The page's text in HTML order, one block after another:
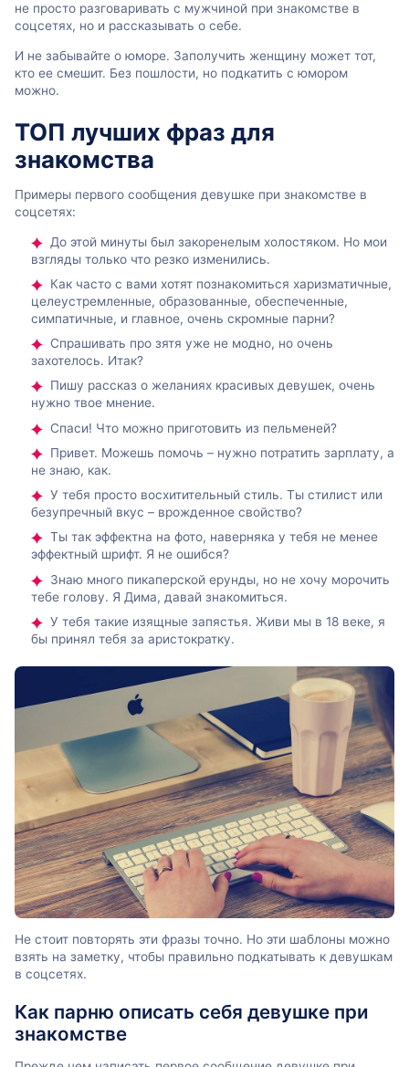
не просто разговаривать с мужчиной при знакомстве в
соцсетях, но и рассказывать о себе.
И не забывайте о юморе. Заполучить женщину может тот,
кто ее смешит. Без пошлости, но подкатить с юмором
можно.
ТОП лучших фраз для
знакомства
Примеры первого сообщения девушке при знакомстве в
соцсетях:
До этой минуты был закоренелым холостяком. Но мои
взгляды только что резко изменились.
Как часто с вами хотят познакомиться харизматичные,
целеустремленные, образованные, обеспеченные,
симпатичные, и главное, очень скромные парни?
Спрашивать про зятя уже не модно, но очень
захотелось. Итак?
Пишу рассказ о желаниях красивых девушек, очень
нужно твое мнение.
Спаси! Что можно приготовить из пельменей?
Привет. Можешь помочь – нужно потратить зарплату, а
не знаю, как.
У тебя просто восхитительный стиль. Ты стилист или
безупречный вкус – врожденное свойство?
Ты так эффектна на фото, наверняка у тебя не менее
эффектный шрифт. Я не ошибся?
Знаю много пикаперской ерунды, но не хочу морочить
тебе голову. Я Дима, давай знакомиться.
У тебя такие изящные запястья. Живи мы в 18 веке, я
бы принял тебя за аристократку.
Не стоит повторять эти фразы точно. Но эти шаблоны можно
взять на заметку, чтобы правильно подкатывать к девушкам
в соцсетях.
Как парню описать себя девушке при
знакомстве